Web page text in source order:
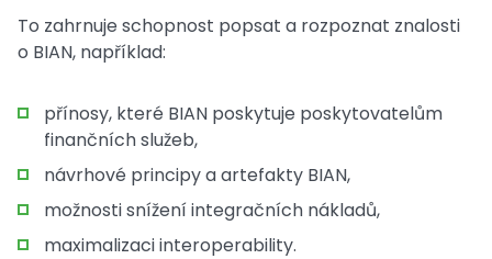
To zahrnuje schopnost popsat a rozpoznat znalosti
o BIAN, například:
přínosy, které BIAN poskytuje poskytovatelům
finančních služeb,
návrhové principy a artefakty BIAN,
možnosti snížení integračních nákladů,
maximalizaci interoperability.